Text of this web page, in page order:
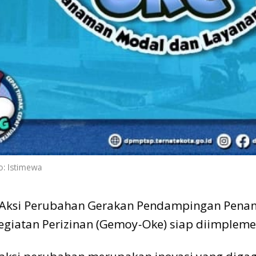
Istimewa
Perubahan Gerakan Pendampingan
Perizinan (Gemoy-Oke) siap